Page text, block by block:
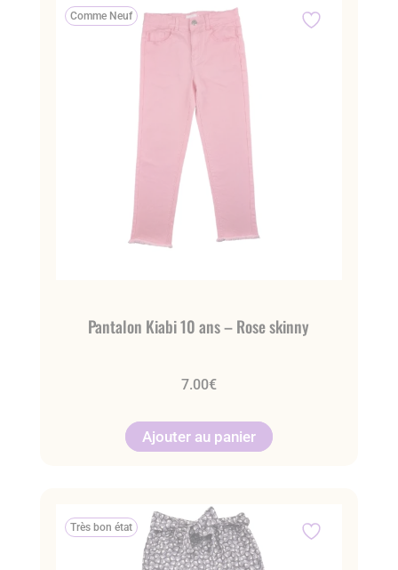
Comme Neuf
Pantalon Kiabi 10 ans – Rose skinny
7.00€
Ajouter au panier
Très bon état